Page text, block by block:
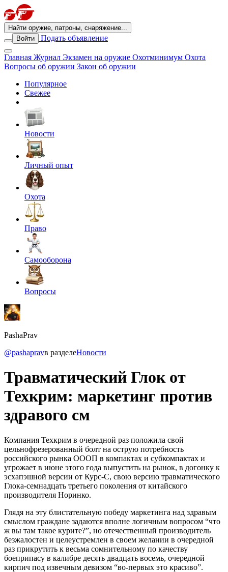
Найти оружие, патроны, снаряжение...
Войти
Подать объявление
Главная Журнал Экзамен на оружие Охотминимум Охота
Вопросы об оружии Закон об оружии
Популярное
Свежее
Новости
Личный опыт
Охота
Право
Самооборона
Вопросы
PashaPrav
@pashapravв разделеНовости
Травматический Глок от
Техкрим: маркетинг против
здравого см
Компания Техкрим в очередной раз положила свой
цельнофрезерованный болт на острую потребность
российского рынка ОООП в компактах и субкомпактах и
угрожает в июне этого года выпустить на рынок, в догонку к
эсхапэшной версии от Курс-С, свою версию травматического
Глока-семнадцать третьего поколения от китайского
производителя Норинко.
Глядя на эту блистательную победу маркетинга над здравым
смыслом граждане задаются вполне логичным вопросом “что
ж вы там такое курите?”, но отечественный производитель
безжалостен и целеустремлен в своем желании в очередной
раз прикрутить к весьма сомнительному по качеству
боеприпасу в калибре десять двадцать восемь, очередной
кирпич под извечным девизом “во-первых это красиво”.